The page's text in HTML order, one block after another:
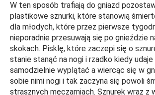
W ten sposób trafiają do gniazd
plastikowe sznurki, które stanowią
dla młodych, które przez pierwsze
nieporadnie przesuwają się po gnieździe
skokach. Pisklę, które zaczepi się o
stanie stanąć na nogi i rzadko kiedy udaje
samodzielnie wyplątać a wiercąc się w
sobie nimi nogi i tak zaczyna się powoli
strasznych męczarniach. Sznurek wraz z